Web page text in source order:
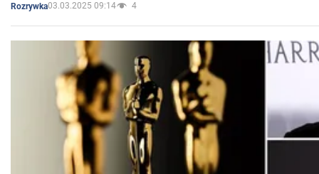
Rozrywka03.03.2025 09:14 4